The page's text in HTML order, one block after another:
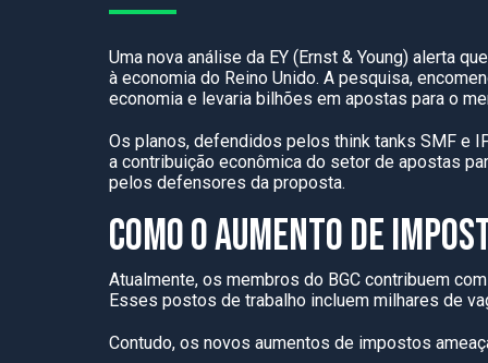
Uma nova análise da EY (Ernst & Young) alerta
à economia do Reino Unido. A pesquisa,
economia e levaria bilhões em apostas para o
Os planos, defendidos pelos think tanks SMF e
a contribuição econômica do setor de apostas
pelos defensores da proposta.
COMO O AUMENTO DE
Atualmente, os membros do BGC contribuem
Esses postos de trabalho incluem milhares de
Contudo, os novos aumentos de impostos